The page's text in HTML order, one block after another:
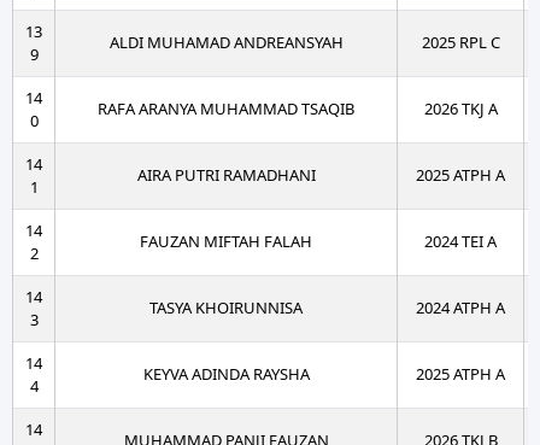
13
9
ALDI MUHAMAD ANDREANSYAH 2025 RPL C
14
0
RAFA ARANYA MUHAMMAD TSAQIB 2026 TKJ A
14
1
AIRA PUTRI RAMADHANI 2025 ATPH A
14
2
FAUZAN MIFTAH FALAH 2024 TEI A
14
3
TASYA KHOIRUNNISA 2024 ATPH A
14
4
KEYVA ADINDA RAYSHA 2025 ATPH A
14
MUHAMMAD PANJI FAUZAN 2026 TKJ B